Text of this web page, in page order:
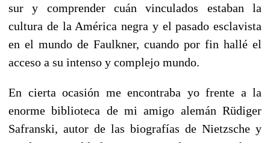
sur y comprender cuán vinculados estaban la
cultura de la América negra y el pasado esclavista
en el mundo de Faulkner, cuando por fin hallé el
acceso a su intenso y complejo mundo.
En cierta ocasión me encontraba yo frente a la
enorme biblioteca de mi amigo alemán Rüdiger
Safranski, autor de las biografías de Nietzsche y